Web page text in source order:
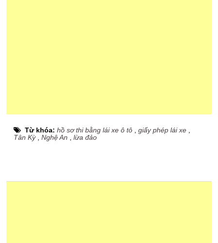
Từ khóa:hồ sơ thi bằng lái xe ô tô ,giấy phép lái xe
Tân Kỳ,Nghệ An ,lừa đảo